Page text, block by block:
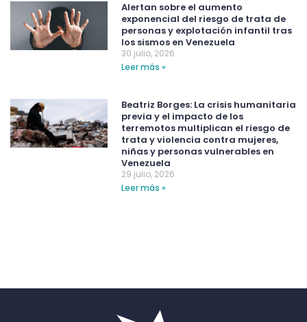
Alertan sobre el aumento
exponencial del riesgo de trata de
personas y explotación infantil tras
los sismos en Venezuela
30 julio, 2026
Leer más »
Beatriz Borges: La crisis humanitaria
previa y el impacto de los
terremotos multiplican el riesgo de
trata y violencia contra mujeres,
niñas y personas vulnerables en
Venezuela
29 julio, 2026
Leer más »